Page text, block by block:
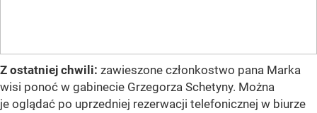
Z ostatniej chwili: zawieszone członkostwo pana Marka
wisi ponoć w gabinecie Grzegorza Schetyny. Można
je oglądać po uprzedniej rezerwacji telefonicznej w biurze